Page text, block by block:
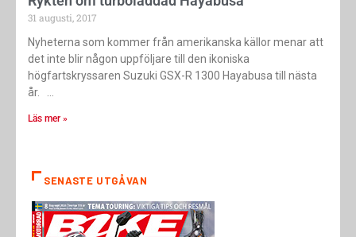
31 augusti, 2017
Nyheterna som kommer från amerikanska källor menar att
det inte blir någon uppföljare till den ikoniska
högfartskryssaren Suzuki GSX-R 1300 Hayabusa till nästa
år.
Läs mer »
SENASTE UTGÅVAN